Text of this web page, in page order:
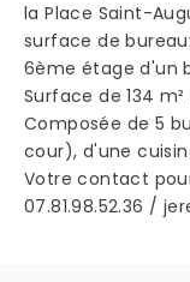
la Place Saint-
surface de
6ème étage d'un
Surface de 134
Composée de 5
cour), d'une
Votre contact
07.81.98.52.36 /